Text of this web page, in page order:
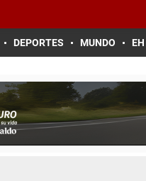
DEPORTES MUNDO